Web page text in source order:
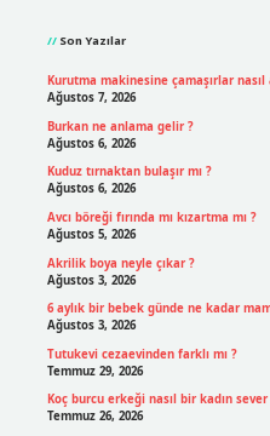
Son Yazılar
Kurutma makinesine çamaşırlar nasıl
Ağustos 7, 2026
Burkan ne anlama gelir ?
Ağustos 6, 2026
Kuduz tırnaktan bulaşır mı ?
Ağustos 6, 2026
Avcı böreği fırında mı kızartma mı ?
Ağustos 5, 2026
Akrilik boya neyle çıkar ?
Ağustos 3, 2026
6 aylık bir bebek günde ne kadar
Ağustos 3, 2026
Tutukevi cezaevinden farklı mı ?
Temmuz 29, 2026
Koç burcu erkeği nasıl bir kadın sever
Temmuz 26, 2026